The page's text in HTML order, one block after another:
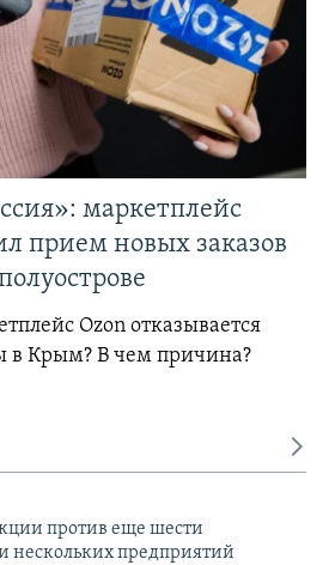
маркетплейс
прием новых заказов
Ozon отказывается
в Крым? В чем причина?
против еще шести
нескольких предприятий